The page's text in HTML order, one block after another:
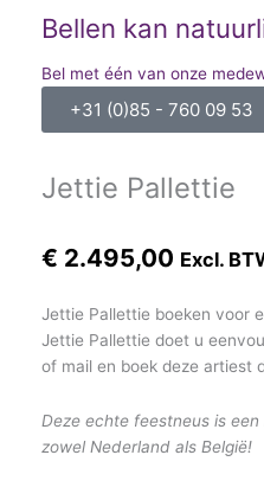
Jettie Pallettie
€ 2.495,00 Excl.
Jettie Pallettie boeken voor
Jettie Pallettie doet u
of mail en boek deze artiest
Deze echte feestneus is
zowel Nederland als België!
Bellen kan
Bel met één van onze
+31 (0)85 - 760 09 53